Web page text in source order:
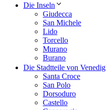
Die Inseln
Giudecca
San Michele
Lido
Torcello
Murano
Burano
Die Stadtteile von Venedig
Santa Croce
San Polo
Dorsoduro
Castello